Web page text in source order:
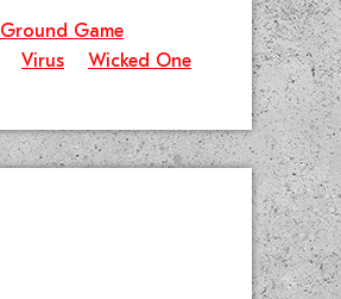
Ground Game
Virus Wicked One